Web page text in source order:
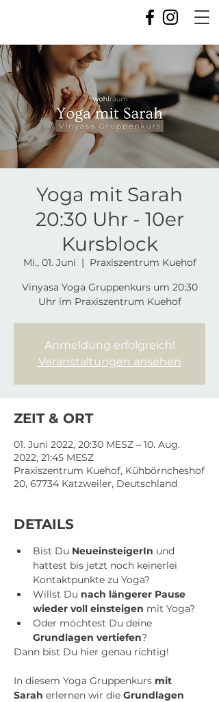
Yoga mit Sarah
20:30 Uhr - 10er
Kursblock
Mi., 01. Juni
  |
Praxiszentrum Kuehof
Vinyasa Yoga Gruppenkurs um 20:30
Uhr im Praxiszentrum Kuehof
Anmeldung erfolgreich!
Veranstaltungen ansehen
ZEIT & ORT
01. Juni 2022, 20:30 MESZ – 10. Aug.
2022, 21:45 MESZ
Praxiszentrum Kuehof, Kühbörncheshof
20, 67734 Katzweiler, Deutschland
DETAILS
Bist Du NeueinsteigerIn und
hattest bis jetzt noch keinerlei
Kontaktpunkte zu Yoga?
Willst Du nach längerer Pause
wieder voll einsteigen mit Yoga?
Oder möchtest Du deine
Grundlagen vertiefen?
Dann bist Du hier genau richtig!
In diesem Yoga Gruppenkurs mit
Sarah erlernen wir die Grundlagen